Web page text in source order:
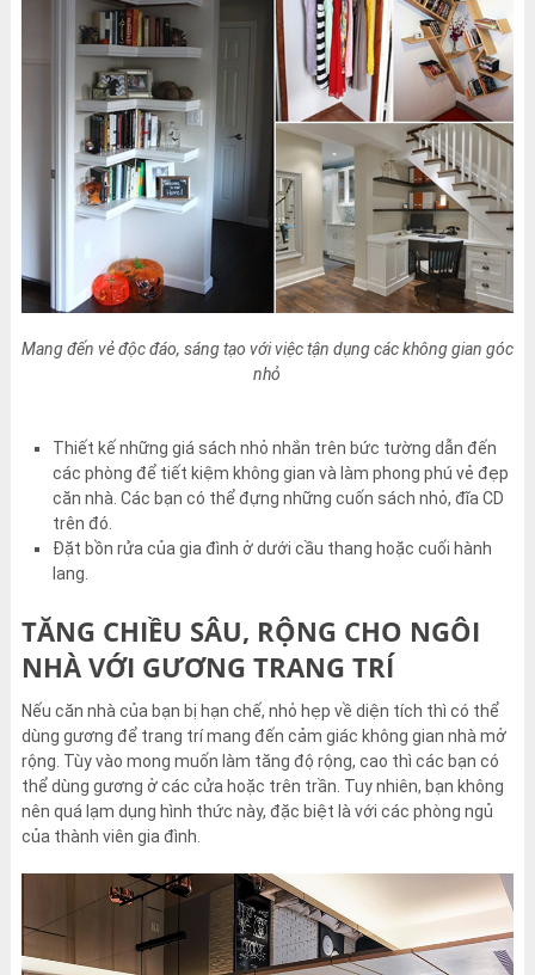
Mang đến vẻ độc đáo, sáng tạo với việc tận dụng các không gian góc
nhỏ
Thiết kế những giá sách nhỏ nhắn trên bức tường dẫn đến
các phòng để tiết kiệm không gian và làm phong phú vẻ đẹp
căn nhà. Các bạn có thể đựng những cuốn sách nhỏ, đĩa CD
trên đó.
Đặt bồn rửa của gia đình ở dưới cầu thang hoặc cuối hành
lang.
TĂNG CHIỀU SÂU, RỘNG CHO NGÔI
NHÀ VỚI GƯƠNG TRANG TRÍ
Nếu căn nhà của bạn bị hạn chế, nhỏ hẹp về diện tích thì có thể
dùng gương để trang trí mang đến cảm giác không gian nhà mở
rộng. Tùy vào mong muốn làm tăng độ rộng, cao thì các bạn có
thể dùng gương ở các cửa hoặc trên trần. Tuy nhiên, bạn không
nên quá lạm dụng hình thức này, đặc biệt là với các phòng ngủ
của thành viên gia đình.